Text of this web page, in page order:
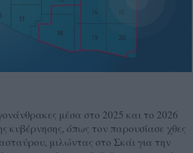
μέσα στο 2025 και το 2026
κυβέρνησης, όπως τον παρουσίασε χθες
μιλώντας στο Σκάι για την